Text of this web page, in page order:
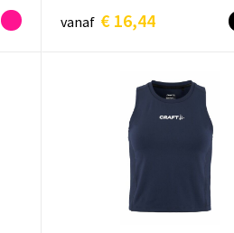
vanaf € 16,44